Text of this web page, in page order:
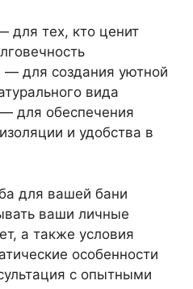
для тех, кто ценит
— для создания уютной
вида
для обеспечения
и удобства в
для вашей бани
ваши личные
а также условия
особенности
с опытными